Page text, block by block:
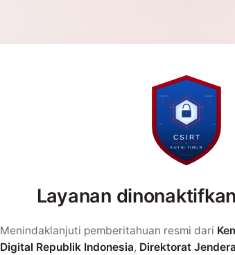
Layanan
Menindaklanjuti pemberitahuan resmi dari
Digital Republik Indonesia, Direktorat